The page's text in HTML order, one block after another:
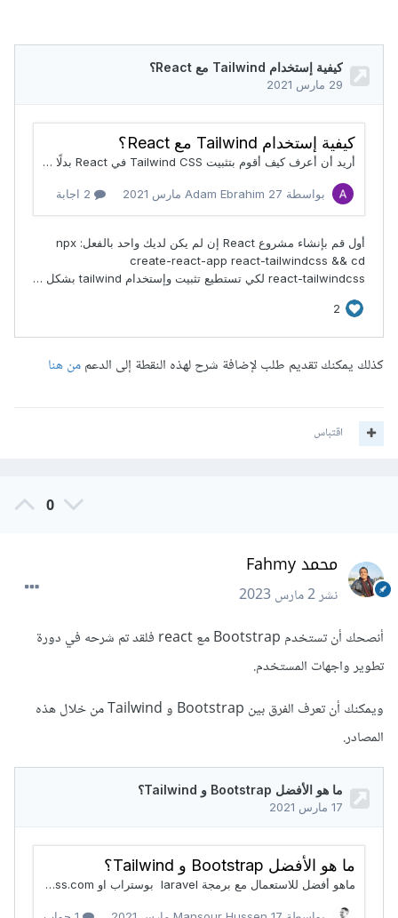
كذلك يمكنك تقديم طلب لإضافة شرح لهذه النقطة إلى الدعممن هنا
اقتباس
0
محمد Fahmy
نشر2 مارس 2023
أنصحك أن تستخدم Bootstrap مع react فلقد تم شرحه في دورة
تطوير واجهات المستخدم.
ويمكنك أن تعرف الفرق بين Bootstrap و Tailwind من خلال هذه
المصادر.